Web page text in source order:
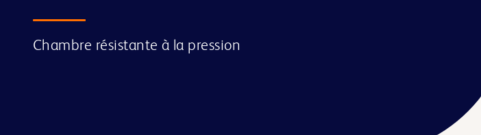
Chambre résistante à la pression